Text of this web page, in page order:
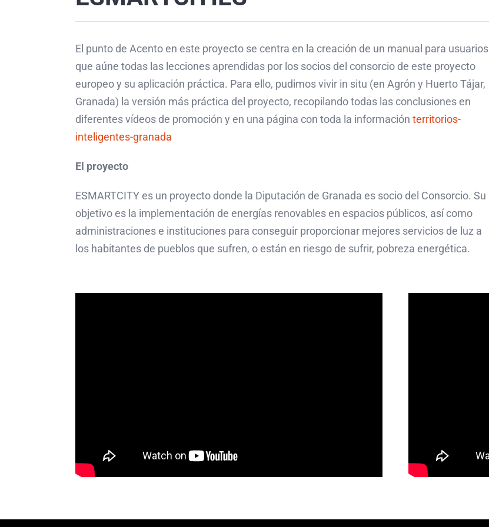
El punto de Acento en este proyecto se centra en la creación de un manual para usuarios
que aúne todas las lecciones aprendidas por los socios del consorcio de este proyecto
europeo y su aplicación práctica. Para ello, pudimos vivir in situ (en Agrón y Huerto Tájar,
Granada) la versión más práctica del proyecto, recopilando todas las conclusiones en
diferentes vídeos de promoción y en una página con toda la informaciónterritorios-
inteligentes-granada
El proyecto
ESMARTCITY es un proyecto donde la Diputación de Granada es socio del Consorcio. Su
objetivo es la implementación de energías renovables en espacios públicos, así como
administraciones e instituciones para conseguir proporcionar mejores servicios de luz a
los habitantes de pueblos que sufren, o están en riesgo de sufrir, pobreza energética.